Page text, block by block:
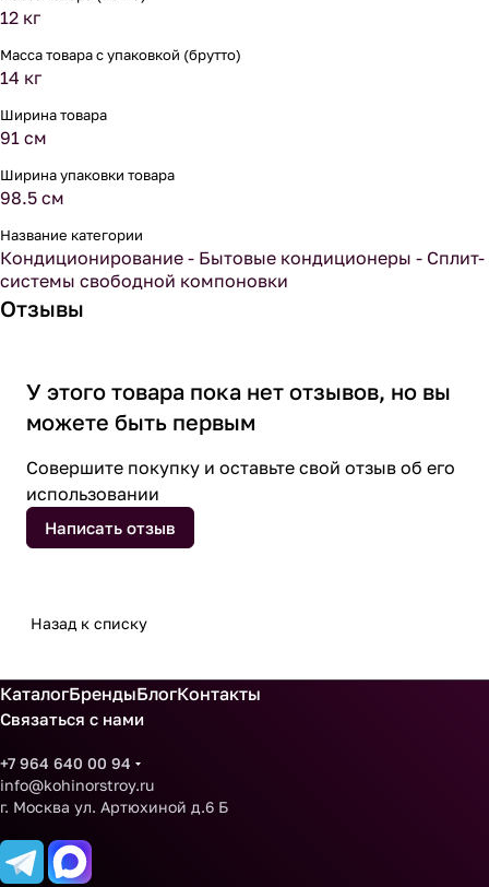
12 кг
Масса товара с упаковкой (брутто)
14 кг
Ширина товара
91 см
Ширина упаковки товара
98.5 см
Название категории
Кондиционирование - Бытовые кондиционеры - Сплит-
системы свободной компоновки
Отзывы
У этого товара пока нет отзывов, но вы
можете быть первым
Совершите покупку и оставьте свой отзыв об его
использовании
Написать отзыв
Назад к списку
КаталогБрендыБлогКонтакты
Связаться с нами
+7 964 640 00 94
info@kohinorstroy.ru
г. Москва ул. Артюхиной д.6 Б